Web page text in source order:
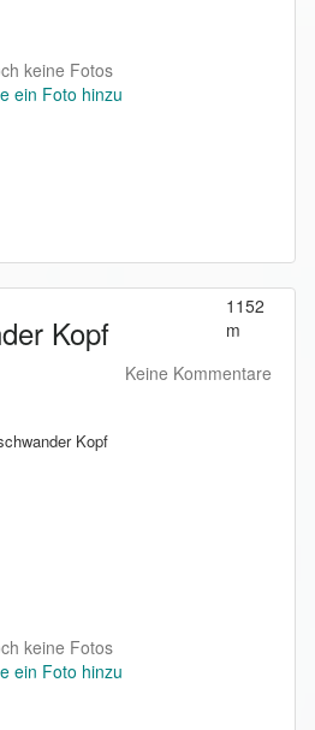
keine Fotos
ein Foto hinzu
Kopf
1152
m
Keine Kommentare
Kopf
keine Fotos
ein Foto hinzu